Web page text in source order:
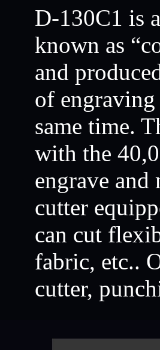
D-130C1 is
known as
and
of
same time.
with the
engrave
cutter
can cut
fabric, etc..
cutter,